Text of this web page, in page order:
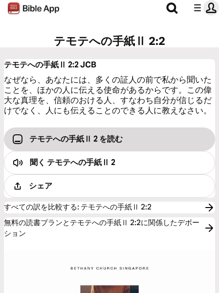
テモテへの手紙Ⅱ 2:2
テモテへの手紙Ⅱ 2:2JCB
なぜなら、あなたには、多くの証人の前で私から聞いた
ことを、ほかの人に伝える使命があるからです。この偉
大な真理を、信頼のおける人、すなわち自分が信じるだ
けでなく、人にも伝えることのできる人に教えなさい。
テモテへの手紙Ⅱ 2 を読む
聞く テモテへの手紙Ⅱ 2
シェア
すべての訳を比較する: テモテへの手紙Ⅱ 2:2
無料の読書プランとテモテへの手紙Ⅱ 2:2に関係したデボー
ション